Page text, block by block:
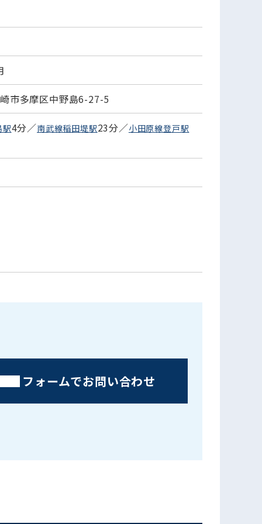
市多摩区中野島6-27-5
駅4分／南武線稲田堤駅23分／小田原線登戸駅
フォームでお問い合わせ